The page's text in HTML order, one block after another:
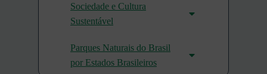
Sociedade e Cultura
Sustentável
Parques Naturais do Brasil
por Estados Brasileiros